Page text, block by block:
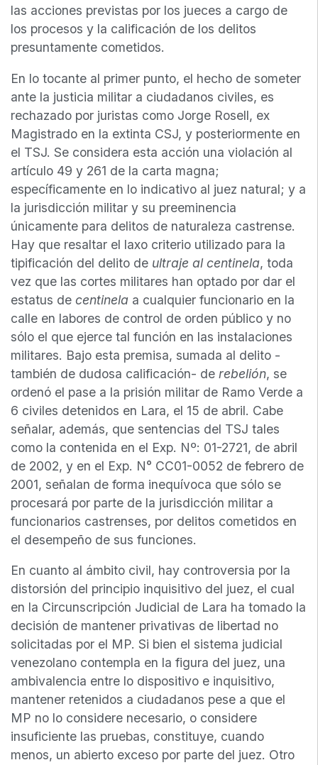
las acciones previstas por los jueces a cargo de
los procesos y la calificación de los delitos
presuntamente cometidos.
En lo tocante al primer punto, el hecho de someter
ante la justicia militar a ciudadanos civiles, es
rechazado por juristas como Jorge Rosell, ex
Magistrado en la extinta CSJ, y posteriormente en
el TSJ. Se considera esta acción una violación al
artículo 49 y 261 de la carta magna;
específicamente en lo indicativo al juez natural; y a
la jurisdicción militar y su preeminencia
únicamente para delitos de naturaleza castrense.
Hay que resaltar el laxo criterio utilizado para la
tipificación del delito de ultraje al centinela, toda
vez que las cortes militares han optado por dar el
estatus de centinela a cualquier funcionario en la
calle en labores de control de orden público y no
sólo el que ejerce tal función en las instalaciones
militares. Bajo esta premisa, sumada al delito -
también de dudosa calificación- de rebelión, se
ordenó el pase a la prisión militar de Ramo Verde a
6 civiles detenidos en Lara, el 15 de abril. Cabe
señalar, además, que sentencias del TSJ tales
como la contenida en el Exp. Nº: 01-2721, de abril
de 2002, y en el Exp. N° CC01-0052 de febrero de
2001, señalan de forma inequívoca que sólo se
procesará por parte de la jurisdicción militar a
funcionarios castrenses, por delitos cometidos en
el desempeño de sus funciones.
En cuanto al ámbito civil, hay controversia por la
distorsión del principio inquisitivo del juez, el cual
en la Circunscripción Judicial de Lara ha tomado la
decisión de mantener privativas de libertad no
solicitadas por el MP. Si bien el sistema judicial
venezolano contempla en la figura del juez, una
ambivalencia entre lo dispositivo e inquisitivo,
mantener retenidos a ciudadanos pese a que el
MP no lo considere necesario, o considere
insuficiente las pruebas, constituye, cuando
menos, un abierto exceso por parte del juez. Otro